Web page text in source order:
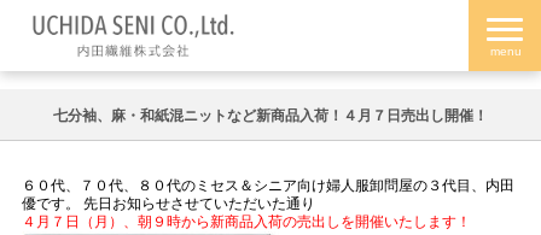
七分袖、麻・和紙混ニットなど新商品入荷！４月７日売出し開催！
６０代、７０代、８０代のミセス＆シニア向け婦人服卸問屋の３代目、内田
優です。 先日お知らせさせていただいた通り
４月７日（月）、朝９時から新商品入荷の売出しを開催いたします！